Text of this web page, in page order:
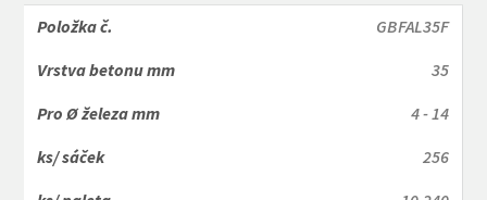
GBFAL35F
35
4 - 14
256